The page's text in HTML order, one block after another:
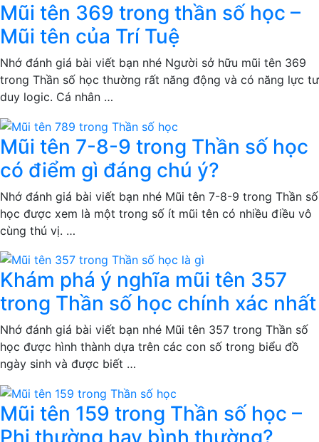
Mũi tên 369 trong thần số học –
Mũi tên của Trí Tuệ
Nhớ đánh giá bài viết bạn nhé Người sở hữu mũi tên 369
trong Thần số học thường rất năng động và có năng lực tư
duy logic. Cá nhân …
Mũi tên 7-8-9 trong Thần số học
có điểm gì đáng chú ý?
Nhớ đánh giá bài viết bạn nhé Mũi tên 7-8-9 trong Thần số
học được xem là một trong số ít mũi tên có nhiều điều vô
cùng thú vị. …
Khám phá ý nghĩa mũi tên 357
trong Thần số học chính xác nhất
Nhớ đánh giá bài viết bạn nhé Mũi tên 357 trong Thần số
học được hình thành dựa trên các con số trong biểu đồ
ngày sinh và được biết …
Mũi tên 159 trong Thần số học –
Phi thường hay bình thường?